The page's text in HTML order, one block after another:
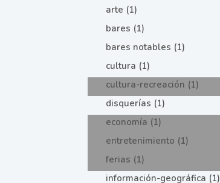
arte (1)
bares (1)
bares notables (1)
cultura (1)
cultura-recreación (1)
disquerías (1)
economía (1)
entretenimiento (1)
ferias (1)
información-geográfica (1)